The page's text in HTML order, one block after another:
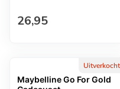
Normale prijs
26,95
Uitverkocht
Maybelline Go For Gold